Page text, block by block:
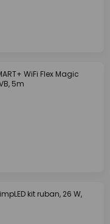
WiFi Flex Magic
5m
kit ruban, 26 W,